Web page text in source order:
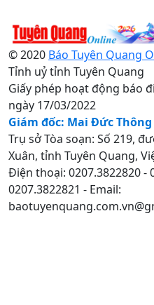
© 2020 Báo Tuyên Quang
Tỉnh uỷ tỉnh Tuyên Quang
Giấy phép hoạt động báo
ngày 17/03/2022
Giám đốc: Mai Đức Thông
Trụ sở Tòa soạn: Số 219,
Xuân, tỉnh Tuyên Quang,
Điện thoại: 0207.3822820 -
0207.3822821 - Email: